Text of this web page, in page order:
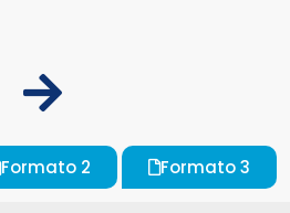
Formato 2 Formato 3